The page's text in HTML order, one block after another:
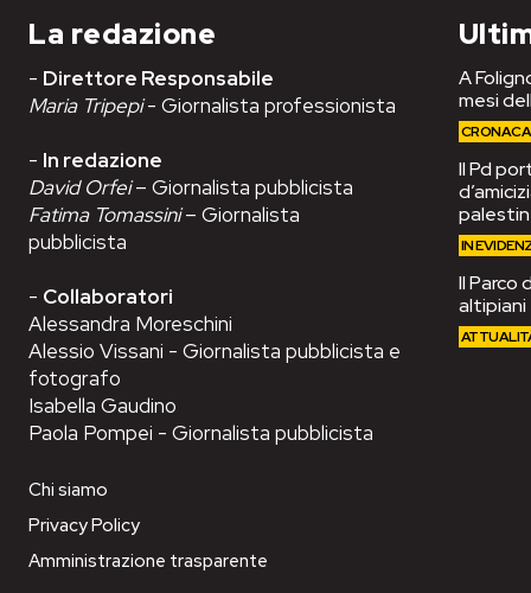
La redazione
- Direttore Responsabile
Maria Tripepi- Giornalista professionista
- In redazione
David Orfei– Giornalista pubblicista
Fatima Tomassini– Giornalista
pubblicista
- Collaboratori
Alessandra Moreschini
Alessio Vissani - Giornalista pubblicista e
fotografo
Isabella Gaudino
Paola Pompei - Giornalista pubblicista
Chi siamo
Privacy Policy
Amministrazione trasparente
A
mesi
CRONACA
Il Pd
IN
Il Parco
altipiani